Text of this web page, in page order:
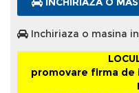
Inchiriaza o masina
promovare firma de